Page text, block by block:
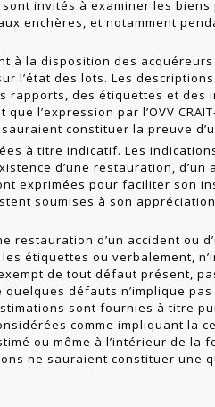
invités à examiner les biens
enchères, et notamment
à la disposition des
l’état des lots. Les
rapports, des étiquettes et des
l’expression par l’OVV
constituer la preuve
à titre indicatif. Les
d’une restauration, d’un
exprimées pour faciliter son
soumises à son
restauration d’un accident ou
étiquettes ou verbalement,
de tout défaut présent,
défauts n’implique pas
sont fournies à titre
comme impliquant la
ou même à l’intérieur de la
ne sauraient constituer une